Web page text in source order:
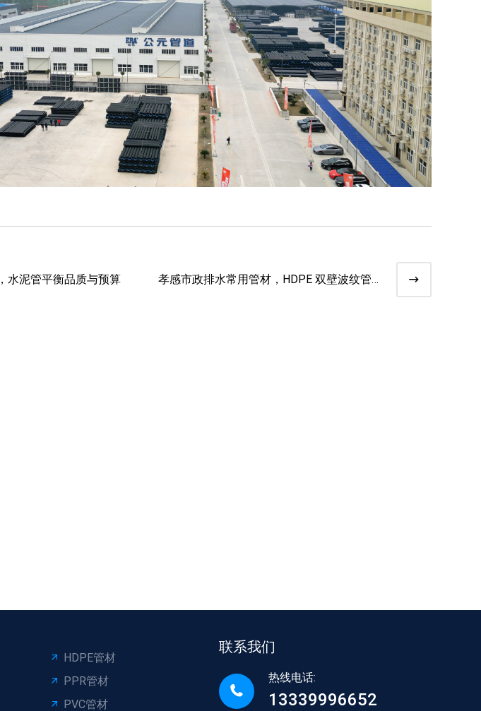
水泥管平衡品质与预算
孝感市政排水常用管材，HDPE 双壁波纹管
HDPE管材
PPR管材
PVC管材
联系我们
热线电话:
13339996652